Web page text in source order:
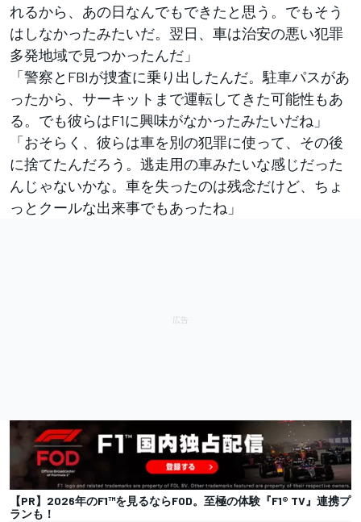
れるから、あの日なんでもできたと思う。でもそう
はしなかったみたいだ。翌日、車は治安の悪い犯罪
多発地域で見つかったんだ」
「警察とFBIが捜査に乗り出したんだ。駐車パスがあ
ったから、サーキットまで運転してきた可能性もあ
る。でも彼らはF1に興味がなかったみたいだね」
「おそらく、彼らは車を別の犯罪に使って、その後
に捨てたんだろう。逃走用の車みたいな感じだった
んじゃないかな。車を失ったのは残念だけど、ちょ
っとクールな出来事でもあったね」
【PR】2026年のF1™を見るならFOD。至極の体験『F1® TV』連携プ
ランも！